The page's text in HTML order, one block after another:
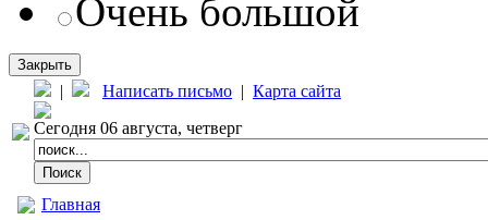
Очень большой
Закрыть
| Написать письмо | Карта сайта
Сегодня 06 августа, четверг
Главная